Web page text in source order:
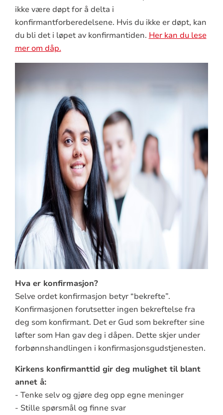
ikke være døpt for å delta i
konfirmantforberedelsene. Hvis du ikke er døpt, kan
du bli det i løpet av konfirmantiden. Her kan du lese
mer om dåp.
Hva er konfirmasjon?
Selve ordet konfirmasjon betyr “bekrefte”.
Konfirmasjonen forutsetter ingen bekreftelse fra
deg som konfirmant. Det er Gud som bekrefter sine
løfter som Han gav deg i dåpen. Dette skjer under
forbønnshandlingen i konfirmasjonsgudstjenesten.
Kirkens konfirmanttid gir deg mulighet til blant
annet å:
- Tenke selv og gjøre deg opp egne meninger
- Stille spørsmål og finne svar